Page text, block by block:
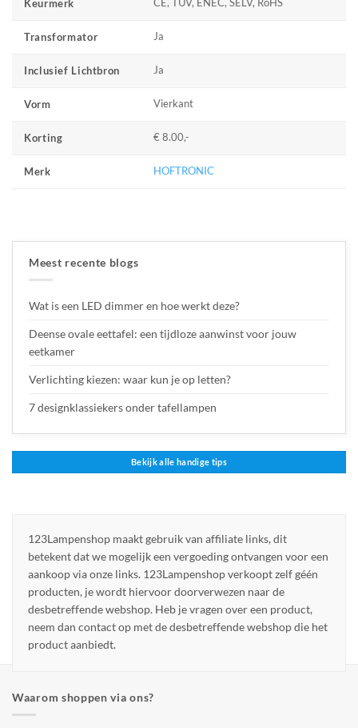
Keurmerk CE, TÜV, ENEC, SELV, RoHS
Transformator Ja
Inclusief Lichtbron Ja
Vorm Vierkant
Korting € 8.00,-
Merk HOFTRONIC
Meest recente blogs
Wat is een LED dimmer en hoe werkt deze?
Deense ovale eettafel: een tijdloze aanwinst voor jouw
eetkamer
Verlichting kiezen: waar kun je op letten?
7 designklassiekers onder tafellampen
Bekijk alle handige tips
123Lampenshop maakt gebruik van affiliate links, dit
betekent dat we mogelijk een vergoeding ontvangen voor een
aankoop via onze links. 123Lampenshop verkoopt zelf géén
producten, je wordt hiervoor doorverwezen naar de
desbetreffende webshop. Heb je vragen over een product,
neem dan contact op met de desbetreffende webshop die het
product aanbiedt.
Waarom shoppen via ons?